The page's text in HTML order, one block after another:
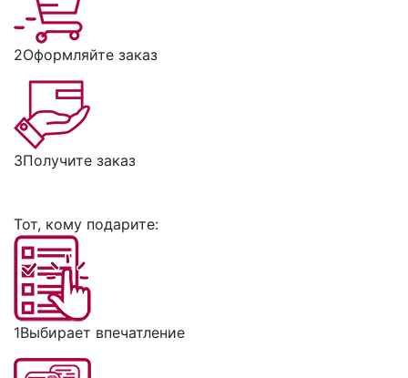
2Оформляйте заказ
3Получите заказ
Тот, кому подарите:
1Выбирает впечатление